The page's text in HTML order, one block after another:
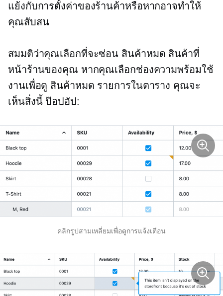
แย้งกับการตั้งค่าของร้านค้าหรือหากอาจทำให้
คุณสับสน
สมมติว่าคุณเลือกที่จะซ่อน สินค้าหมด สินค้าที่
หน้าร้านของคุณ หากคุณเลือกช่องความพร้อมใช้
งานเพื่อดู สินค้าหมด รายการในตาราง คุณจะ
เห็นสิ่งนี้ ป๊อปอัป:
คลิกรูปสามเหลี่ยมเพื่อดูการแจ้งเตือน